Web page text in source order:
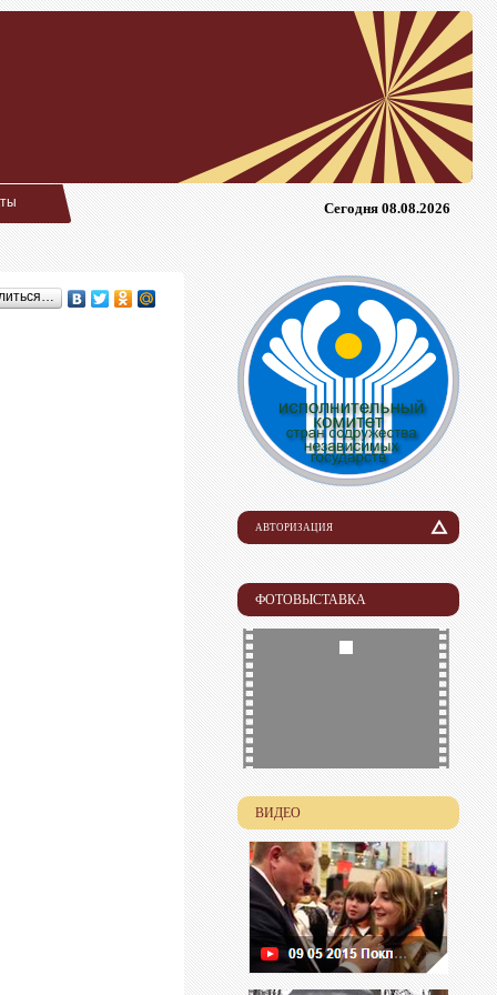
Сегодня 08.08.2026
АВТОРИЗАЦИЯ
Логин
Пароль
ФОТОВЫСТАВКА
ВИДЕО